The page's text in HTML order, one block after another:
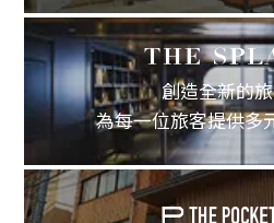
創造全新的
為每一位旅客提供多